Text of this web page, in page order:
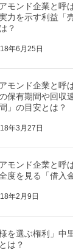
モンド企業と
力を示す利益「
？
年6月25日
モンド企業と
保有期間や回収
」の目安とは？
年3月27日
モンド企業と
度を見る「借入
年2月9日
様を選ぶ権利」中
は？